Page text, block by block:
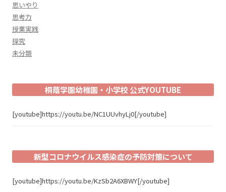
思いやり
思考力
授業実践
探究
未分類
桐蔭学園幼稚園・小学校 公式YOUTUBE
[youtube]https://youtu.be/NC1UUvhyLj0[/youtube]
新型コロナウイルス感染症の予防対策について
[youtube]https://youtu.be/KzSb2A6XBWY[/youtube]